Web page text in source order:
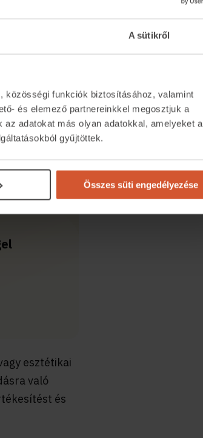
A sütikről
közösségi funkciók biztosításához, valamint
és elemező partnereinkkel megosztjuk a
az adatokat más olyan adatokkal, amelyeket a
gyűjtöttek.
Összes süti engedélyezése
is
az
esztétikai
való
és